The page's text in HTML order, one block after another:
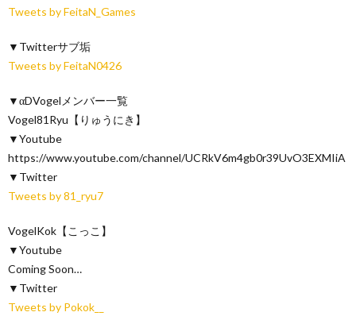
Tweets by FeitaN_Games
▼Twitterサブ垢
Tweets by FeitaN0426
▼αDVogelメンバー一覧
Vogel81Ryu【りゅうにき】
▼Youtube
https://www.youtube.com/channel/UCRkV6m4gb0r39UvO3EXMIiA
▼Twitter
Tweets by 81_ryu7
VogelKok【こっこ】
▼Youtube
Coming Soon…
▼Twitter
Tweets by Pokok__